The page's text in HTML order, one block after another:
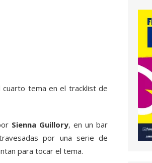
cuarto tema en el tracklist de
Sienna Guillory, en un bar
por una serie de
para tocar el tema.